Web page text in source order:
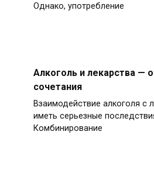
Однако, употребление
Алкоголь и лекарства —
сочетания
Взаимодействие алкоголя с
иметь серьезные
Комбинирование